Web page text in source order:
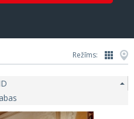
Režīms: